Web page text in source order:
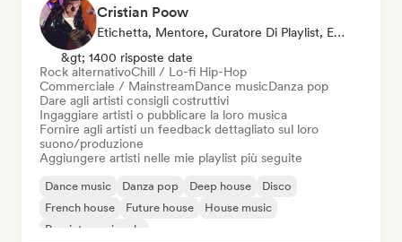
Cristian Poow
Etichetta, Mentore, Curatore Di Playlist, Esperto Del Suono
&gt; 1400 risposte date
Rock alternativoChill / Lo-fi Hip-Hop
Commerciale / MainstreamDance musicDanza pop
Dare agli artisti consigli costruttivi
Ingaggiare artisti o pubblicare la loro musica
Fornire agli artisti un feedback dettagliato sul loro
suono/produzione
Aggiungere artisti nelle mie playlist più seguite
Dance music Danza pop Deep house
Disco
French house
Future house
House music
Pop internazionale